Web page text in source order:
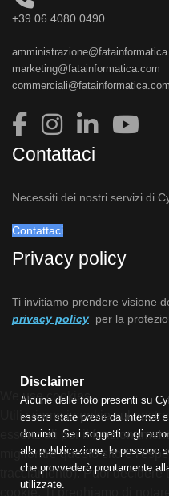
+39 06 4080 0490
marketing@fatainformatica.com
commerciali@fatainformatica.com
Contattaci
Necessiti dei nostri servizi di
Contattaci
Privacy policy
Ti invitiamo prendere visione
privacy policy per la
Disclaimer
Alcune delle foto presenti su
essere state prese da Internet
dominio. Se i soggetti o gli
alla pubblicazione, lo possono
che provvederà prontamente
utilizzate.
We use cookies
Utilizziamo i cookie sul
essenziali per il
migliorare questo sito e
tracciamento). Puoi decidere
cookie. Ti preghiamo di